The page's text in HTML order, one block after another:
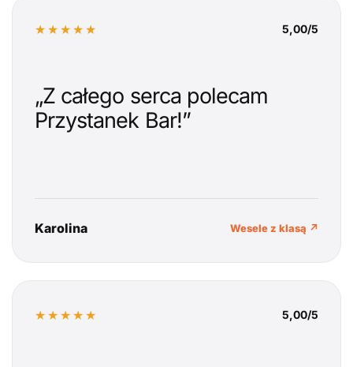
★★★★★ 5,00/5
„Z całego serca polecam
Przystanek Bar!”
Karolina Wesele z klasą ↗
★★★★★ 5,00/5